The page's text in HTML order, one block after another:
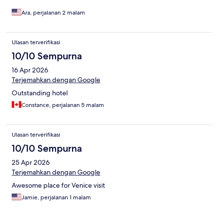
Ara, perjalanan 2 malam
Ulasan terverifikasi
10/10 Sempurna
16 Apr 2026
Terjemahkan dengan Google
Outstanding hotel
Constance, perjalanan 5 malam
Ulasan terverifikasi
10/10 Sempurna
25 Apr 2026
Terjemahkan dengan Google
Awesome place for Venice visit
Jamie, perjalanan 1 malam